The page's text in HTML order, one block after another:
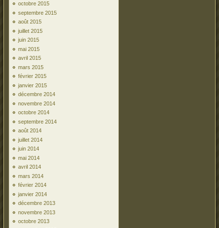
octobre 2015
septembre 2015
août 2015
juillet 2015
juin 2015
mai 2015
avril 2015
mars 2015
février 2015
janvier 2015
décembre 2014
novembre 2014
octobre 2014
septembre 2014
août 2014
juillet 2014
juin 2014
mai 2014
avril 2014
mars 2014
février 2014
janvier 2014
décembre 2013
novembre 2013
octobre 2013